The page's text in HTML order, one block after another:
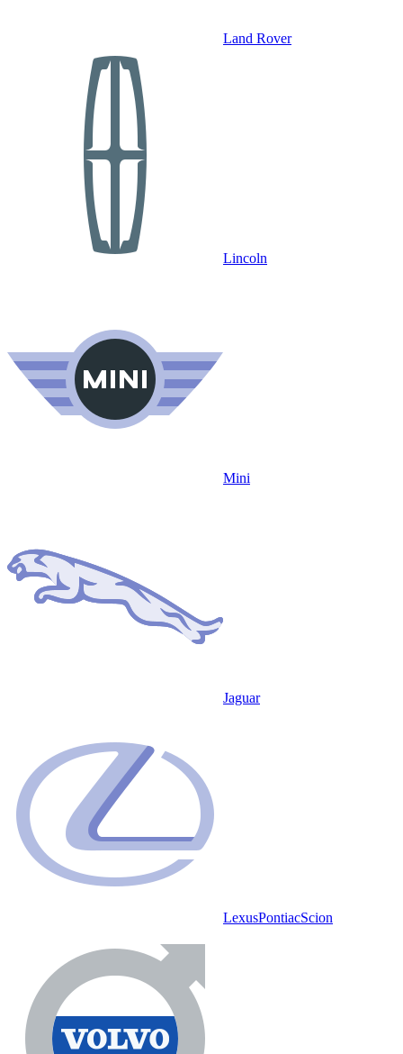
Land Rover
Lincoln
Mini
Jaguar
LexusPontiacScion